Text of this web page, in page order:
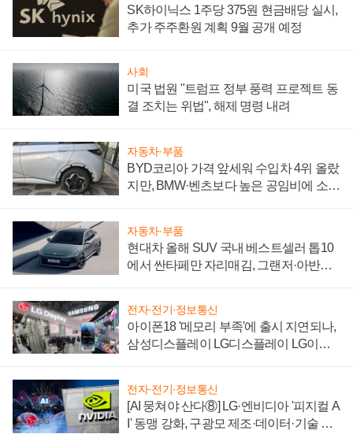
SK하이닉스 1주당 375원 현금배당 실시,
추가 주주환원 계획 9월 공개 예정
사회
미국 법원 "트럼프 정부 풍력 프로젝트 동
결 조치는 위법", 해제 명령 내려
자동차·부품
BYD코리아 가격 앞세워 수입차 4위 올랐
지만, BMW·벤츠보다 높은 공임비에 소비
자동차·부품
현대차 올해 SUV 국내 베스트셀러 톱10
에서 싼타페만 자리매김, 그랜저·아반떼
전자·전기·정보통신
아이폰18 '메모리 부족'에 출시 지연되나,
삼성디스플레이 LG디스플레이 LG이노
전자·전기·정보통신
[AI 뭉쳐야 산다⑧] LG·엔비디아 '피지컬 A
I' 동맹 강화, 구광모 제조·데이터·기술 결